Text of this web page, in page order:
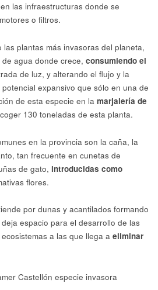
las infraestructuras donde se
o filtros.
las plantas más invasoras del planeta,
de agua donde crece,consumiendo el
de luz, y alterando el flujo y la
expansivo que sólo en una de
de esta especie en lamarjalería de
130 toneladas de esta planta.
en la provincia son la caña, la
tan frecuente en cunetas de
de gato, introducidas como
flores.
por dunas y acantilados formando
espacio para el desarrollo de las
a las que llega aeliminar